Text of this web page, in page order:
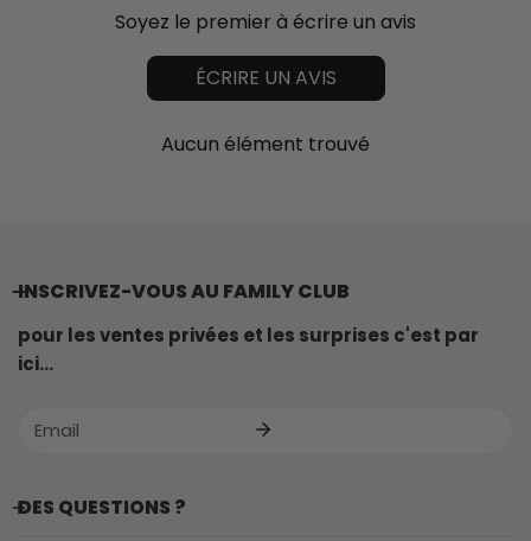
Soyez le premier à écrire un avis
ÉCRIRE UN AVIS
Aucun élément trouvé
INSCRIVEZ-VOUS AU FAMILY CLUB
pour les ventes privées et les surprises c'est par
ici...
DES QUESTIONS ?